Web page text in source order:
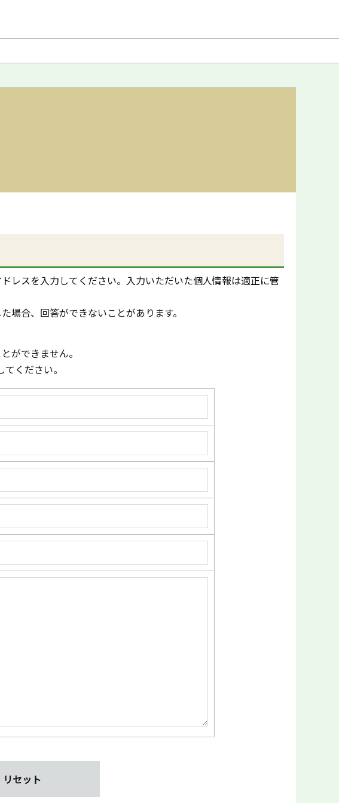
レスを入力してください。入力いただいた個人情報は適正に管
合、回答ができないことがあります。
ができません。
ください。